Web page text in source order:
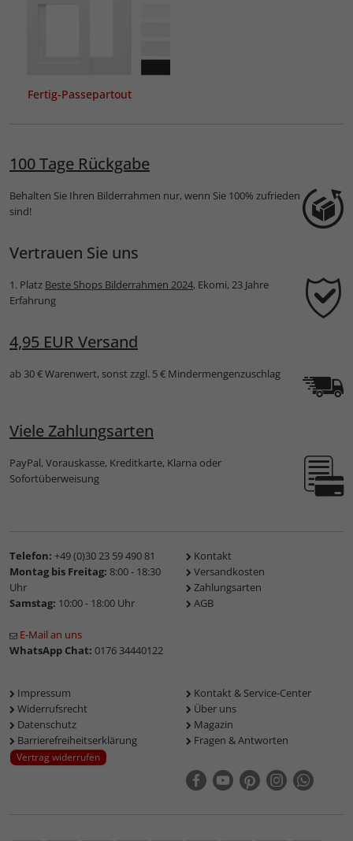
Fertig-Passepartout
100 Tage Rückgabe
Behalten Sie Ihren Bilderrahmen nur, wenn Sie 100% zufrieden
sind!
Vertrauen Sie uns
1. Platz Beste Shops Bilderrahmen 2024, Ekomi, 23 Jahre
Erfahrung
4,95 EUR Versand
ab 30 € Warenwert, sonst zzgl. 5 € Mindermengenzuschlag
Viele Zahlungsarten
PayPal, Vorauskasse, Kreditkarte, Klarna oder
Sofortüberweisung
Telefon: +49 (0)30 23 59 490 81
Montag bis Freitag: 8:00 - 18:30
Uhr
Samstag: 10:00 - 18:00 Uhr
E-Mail an uns
WhatsApp Chat: 0176 34440122
Kontakt
Versandkosten
Zahlungsarten
AGB
Impressum
Widerrufsrecht
Datenschutz
Barrierefreiheitserklärung
Vertrag widerrufen
Kontakt & Service-Center
Über uns
Magazin
Fragen & Antworten